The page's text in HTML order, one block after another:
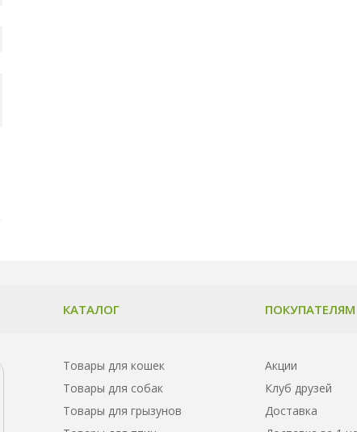
КАТАЛОГ
Товары для кошек
Товары для собак
Товары для грызунов
ПОКУПАТЕЛЯМ
Акции
Клуб друзей
Доставка